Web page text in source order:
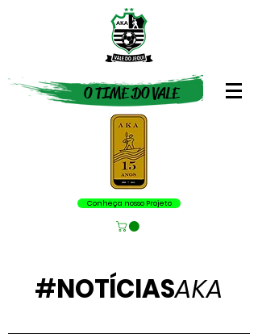
O TIME DO VALE
Conheça nosso Projeto
#NOTÍCIASAKA